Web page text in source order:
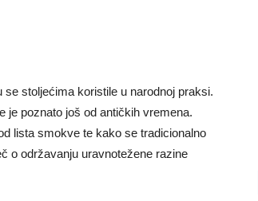
stoljećima koristile u narodnoj praksi.
je poznato još od antičkih vremena.
lista smokve te kako se tradicionalno
o održavanju uravnotežene razine